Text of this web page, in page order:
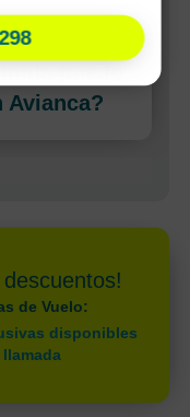
puedo
Avianca?
descuentos!
de Vuelo:
disponibles